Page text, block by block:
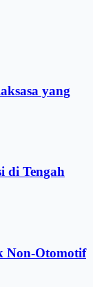
yang
di Tengah
Non-Otomotif